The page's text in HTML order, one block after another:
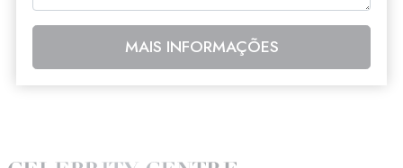
MAIS INFORMAÇÕES